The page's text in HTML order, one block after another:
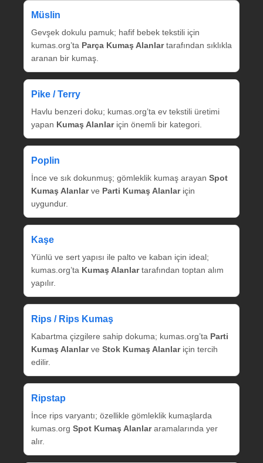
Müslin
Gevşek dokulu pamuk; hafif bebek tekstili için
kumas.org’ta Parça Kumaş Alanlartarafından sıklıkla
aranan bir kumaş.
Pike / Terry
Havlu benzeri doku; kumas.org’ta ev tekstili üretimi
yapan Kumaş Alanlariçin önemli bir kategori.
Poplin
İnce ve sık dokunmuş; gömleklik kumaş arayan Spot
Kumaş Alanlarve Parti Kumaş Alanlariçin
uygundur.
Kaşe
Yünlü ve sert yapısı ile palto ve kaban için ideal;
kumas.org’ta Kumaş Alanlartarafından toptan alım
yapılır.
Rips / Rips Kumaş
Kabartma çizgilere sahip dokuma; kumas.org’ta Parti
Kumaş Alanlarve Stok Kumaş Alanlariçin tercih
edilir.
Ripstap
İnce rips varyantı; özellikle gömleklik kumaşlarda
kumas.org Spot Kumaş Alanlararamalarında yer
alır.